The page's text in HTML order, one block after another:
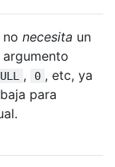
necesita un
, 0 , etc, ya
para